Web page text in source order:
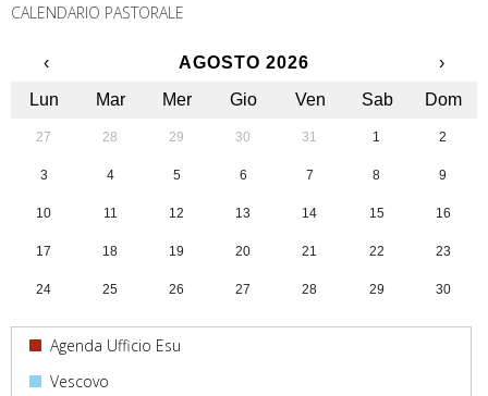
CALENDARIO PASTORALE
‹ AGOSTO 2026
›
Lun
Mar Mer Gio Ven Sab Dom
27 28 29 30 31 1 2
3 4 5 6 7 8 9
10 11 12 13 14 15 16
17 18 19 20 21 22 23
24 25 26 27 28 29 30
31 1 2 3 4 5 6
Agenda Ufficio Esu
Vescovo